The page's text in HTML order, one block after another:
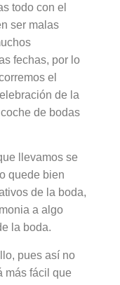
todo con el
ser malas
fechas, por lo
el
de la
de bodas
llevamos se
quede bien
de la boda,
a algo
la boda.
pues así no
más fácil que